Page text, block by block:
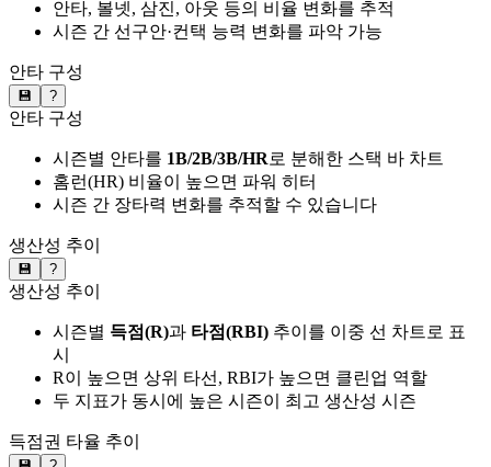
안타, 볼넷, 삼진, 아웃 등의 비율 변화를 추적
시즌 간 선구안·컨택 능력 변화를 파악 가능
안타 구성
💾 ?
안타 구성
시즌별 안타를 1B/2B/3B/HR로 분해한 스택 바 차트
홈런(HR) 비율이 높으면 파워 히터
시즌 간 장타력 변화를 추적할 수 있습니다
생산성 추이
💾 ?
생산성 추이
시즌별 득점(R)과 타점(RBI) 추이를 이중 선 차트로 표
시
R이 높으면 상위 타선, RBI가 높으면 클린업 역할
두 지표가 동시에 높은 시즌이 최고 생산성 시즌
득점권 타율 추이